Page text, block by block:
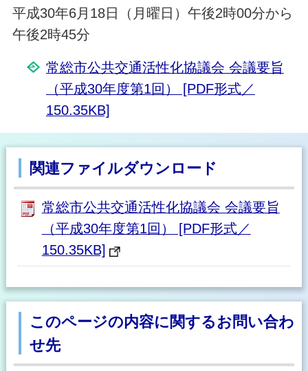
平成30年6月18日（月曜日）午後2時00分から
午後2時45分
常総市公共交通活性化協議会 会議要旨
（平成30年度第1回） [PDF形式／
150.35KB]
関連ファイルダウンロード
常総市公共交通活性化協議会 会議要旨
（平成30年度第1回） [PDF形式／
150.35KB]
このページの内容に関するお問い合わ
せ先